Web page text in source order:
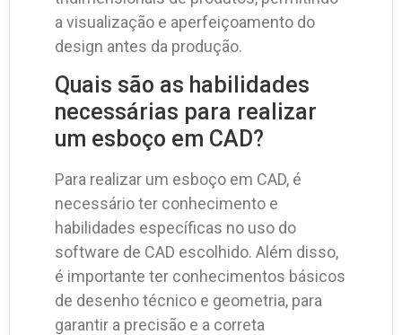
a visualização e aperfeiçoamento do
design antes da produção.
Quais são as habilidades
necessárias para realizar
um esboço em CAD?
Para realizar um esboço em CAD, é
necessário ter conhecimento e
habilidades específicas no uso do
software de CAD escolhido. Além disso,
é importante ter conhecimentos básicos
de desenho técnico e geometria, para
garantir a precisão e a correta